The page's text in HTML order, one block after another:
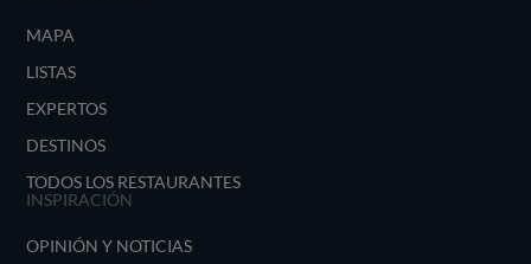
MAPA
LISTAS
EXPERTOS
DESTINOS
TODOS LOS RESTAURANTES
INSPIRACIÓN
OPINIÓN Y NOTICIAS